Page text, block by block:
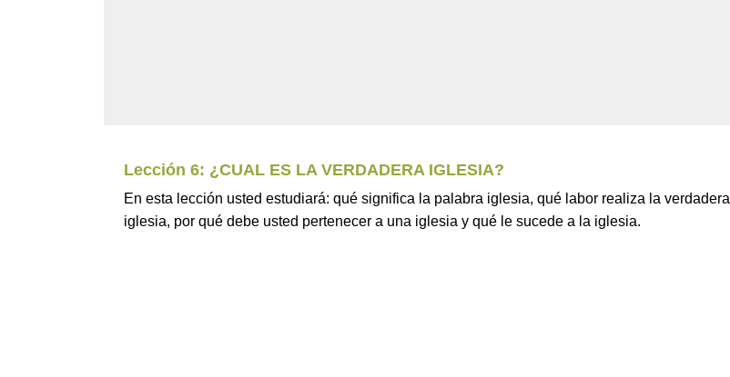
Lección 6: ¿CUAL ES LA VERDADERA IGLESIA?
En esta lección usted estudiará: qué significa la palabra iglesia, qué labor realiza la verdadera
iglesia, por qué debe usted pertenecer a una iglesia y qué le sucede a la iglesia.